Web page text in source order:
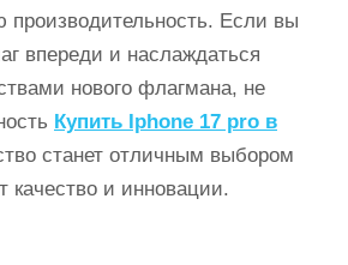
производительность. Если вы
впереди и наслаждаться
нового флагмана, не
Купить Iphone 17 pro в
станет отличным выбором
качество и инновации.